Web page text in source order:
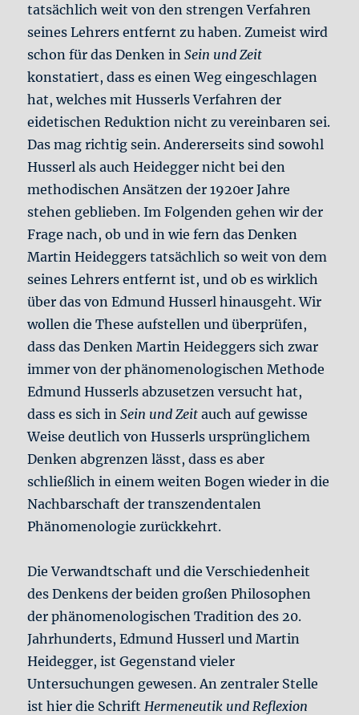
tatsächlich weit von den strengen Verfahren
seines Lehrers entfernt zu haben. Zumeist wird
schon für das Denken inSein und Zeit
konstatiert, dass es einen Weg eingeschlagen
hat, welches mit Husserls Verfahren der
eidetischen Reduktion nicht zu vereinbaren sei.
Das mag richtig sein. Andererseits sind sowohl
Husserl als auch Heidegger nicht bei den
methodischen Ansätzen der 1920er Jahre
stehen geblieben. Im Folgenden gehen wir der
Frage nach, ob und in wie fern das Denken
Martin Heideggers tatsächlich so weit von dem
seines Lehrers entfernt ist, und ob es wirklich
über das von Edmund Husserl hinausgeht. Wir
wollen die These aufstellen und überprüfen,
dass das Denken Martin Heideggers sich zwar
immer von der phänomenologischen Methode
Edmund Husserls abzusetzen versucht hat,
dass es sich inSein und Zeit auch auf gewisse
Weise deutlich von Husserls ursprünglichem
Denken abgrenzen lässt, dass es aber
schließlich in einem weiten Bogen wieder in die
Nachbarschaft der transzendentalen
Phänomenologie zurückkehrt.
Die Verwandtschaft und die Verschiedenheit
des Denkens der beiden großen Philosophen
der phänomenologischen Tradition des 20.
Jahrhunderts, Edmund Husserl und Martin
Heidegger, ist Gegenstand vieler
Untersuchungen gewesen. An zentraler Stelle
ist hier die Schrift Hermeneutik und Reflexion